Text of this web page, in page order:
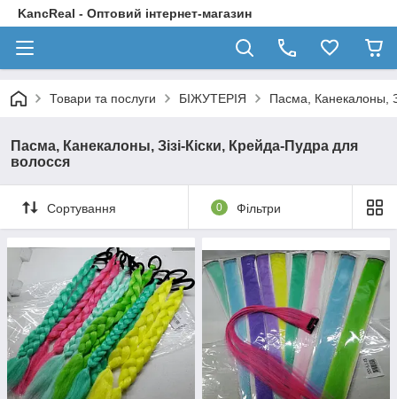
KancReal - Оптовий інтернет-магазин
Товари та послуги БІЖУТЕРІЯ Пасма, Канекалоны,
Пасма, Канекалоны, Зізі-Кіски, Крейда-Пудра для
волосся
Сортування 0 Фільтри